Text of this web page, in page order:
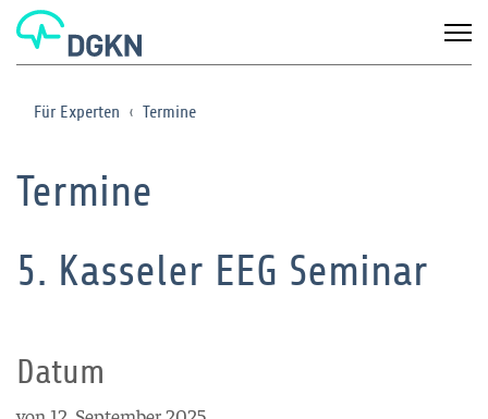
Für Experten Termine
Termine
5. Kasseler EEG Seminar
Datum